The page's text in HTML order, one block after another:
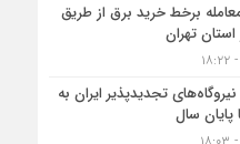
برخط خرید برق از طریق
تهران
تجدیدپذیر ایران به